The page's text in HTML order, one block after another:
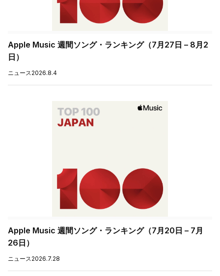
Apple Music 週間ソング・ランキング（7月27日 – 8月2
日）
ニュース 2026.8.4
Apple Music 週間ソング・ランキング（7月20日 – 7月
26日）
ニュース 2026.7.28